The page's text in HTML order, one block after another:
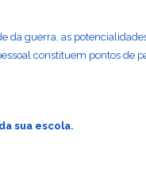
da guerra, as
constituem pontos de
sua escola.